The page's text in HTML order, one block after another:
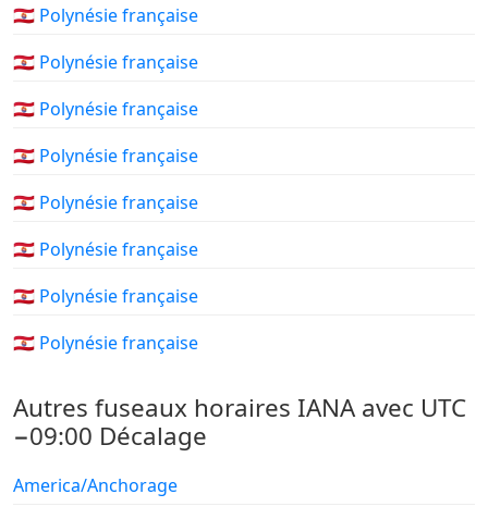
🇵🇫 Polynésie française
🇵🇫 Polynésie française
🇵🇫 Polynésie française
🇵🇫 Polynésie française
🇵🇫 Polynésie française
🇵🇫 Polynésie française
🇵🇫 Polynésie française
🇵🇫 Polynésie française
Autres fuseaux horaires IANA avec UTC
−09:00 Décalage
America/Anchorage